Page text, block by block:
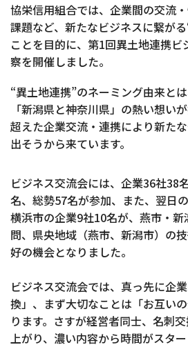
協栄信用組合では、企業間の交流
課題など、新たなビジネスに繋が
ことを目的に、第1回異土地連携ビ
察を開催しました。
“異土地連携”のネーミング由来と
「新潟県と神奈川県」の熱い想い
超えた企業交流・連携により新た
出そうから来ています。
ビジネス交流会には、企業36社38
名、総勢57名が参加、また、翌日
横浜市の企業9社10名が、燕市・
問、県央地域（燕市、新潟市）の
好の機会となりました。
ビジネス交流会では、真っ先に企
換」、まず大切なことは「お互い
ります。さすが経営者同士、名刺
上がり、濃い内容から時間がスター